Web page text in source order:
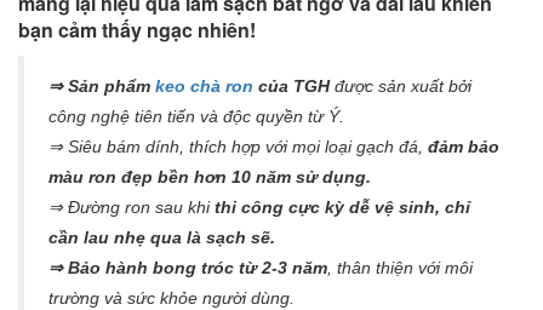
bạn cảm thấy ngạc nhiên!
⇒ Sản phẩm keo chà ron của TGHđược sản xuất bởi
công nghệ tiên tiến và độc quyền từ Ý.
⇒ Siêu bám dính, thích hợp với mọi loại gạch đá, đảm bảo
màu ron đẹp bền hơn 10 năm sử dụng.
⇒ Đường ron sau khithi công cực kỳ dễ vệ sinh, chỉ
cần lau nhẹ qua là sạch sẽ.
⇒ Bảo hành bong tróc từ 2-3 năm, thân thiện với môi
trường và sức khỏe người dùng.